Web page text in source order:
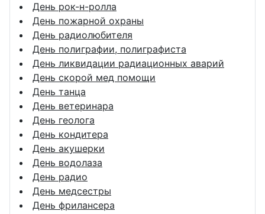
День рок-н-ролла
День пожарной охраны
День радиолюбителя
День полиграфии, полиграфиста
День ликвидации радиационных аварий
День скорой мед помощи
День танца
День ветеринара
День геолога
День кондитера
День акушерки
День водолаза
День радио
День медсестры
День фрилансера